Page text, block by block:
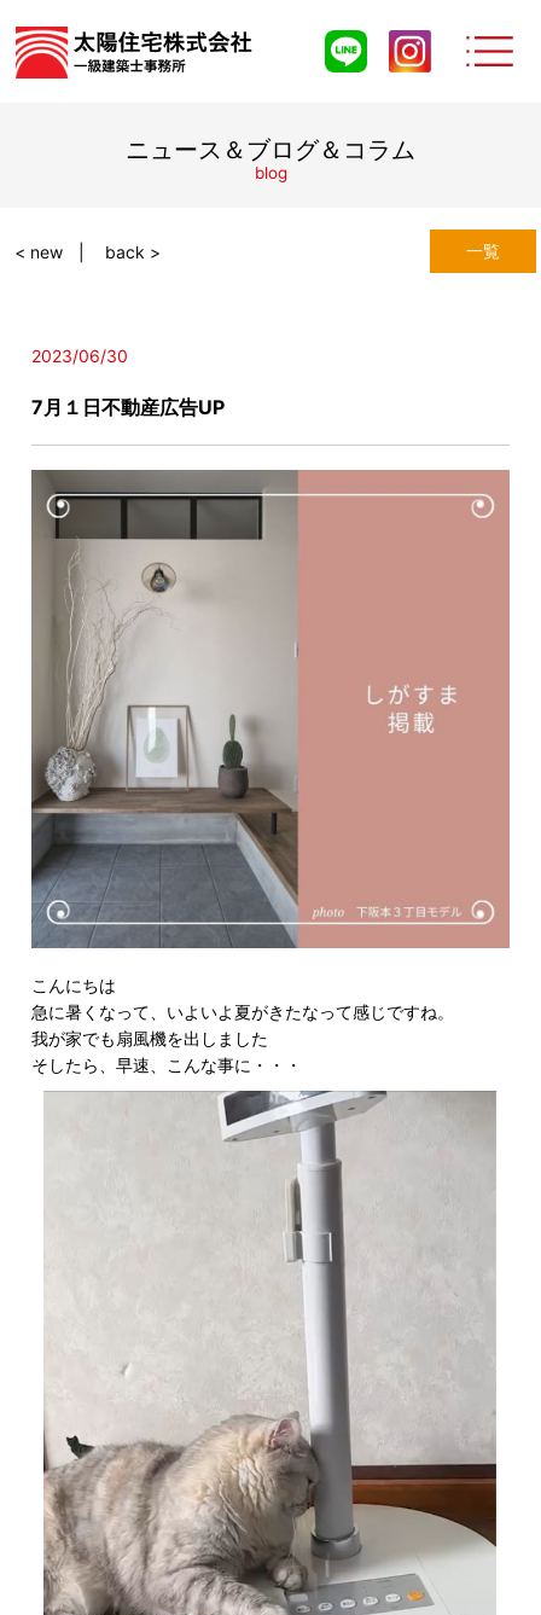
ニュース＆ブログ＆コラム
blog
一覧
< new back >
2023/06/30
7月１日不動産広告UP
こんにちは
急に暑くなって、いよいよ夏がきたなって感じですね。
我が家でも扇風機を出しました
そしたら、早速、こんな事に・・・